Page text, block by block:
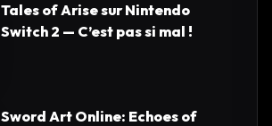
Tales of Arise sur Nintendo
Switch 2 — C’est pas si mal !
Sword Art Online: Echoes of